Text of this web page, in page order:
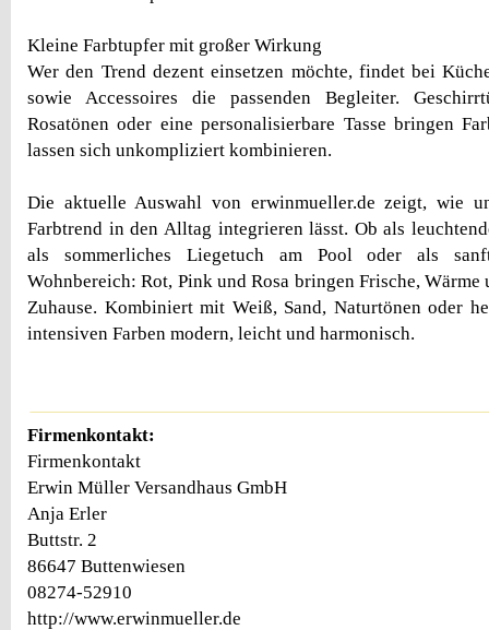
Kleine Farbtupfer mit großer Wirkung
Wer den Trend dezent einsetzen möchte, findet bei
sowie Accessoires die passenden Begleiter.
Rosatönen oder eine personalisierbare Tasse bringen
lassen sich unkompliziert kombinieren.
Die aktuelle Auswahl von erwinmueller.de zeigt, wie
Farbtrend in den Alltag integrieren lässt. Ob als
als sommerliches Liegetuch am Pool oder als
Wohnbereich: Rot, Pink und Rosa bringen Frische,
Zuhause. Kombiniert mit Weiß, Sand, Naturtönen oder
intensiven Farben modern, leicht und harmonisch.
Firmenkontakt:
Firmenkontakt
Erwin Müller Versandhaus GmbH
Anja Erler
Buttstr. 2
86647 Buttenwiesen
08274-52910
http://www.erwinmueller.de